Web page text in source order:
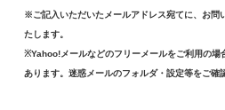
※ご記入いただいたメールアドレス宛てに、お問
たします。
※Yahoo!メールなどのフリーメールをご利用の場
あります。迷惑メールのフォルダ・設定等をご確